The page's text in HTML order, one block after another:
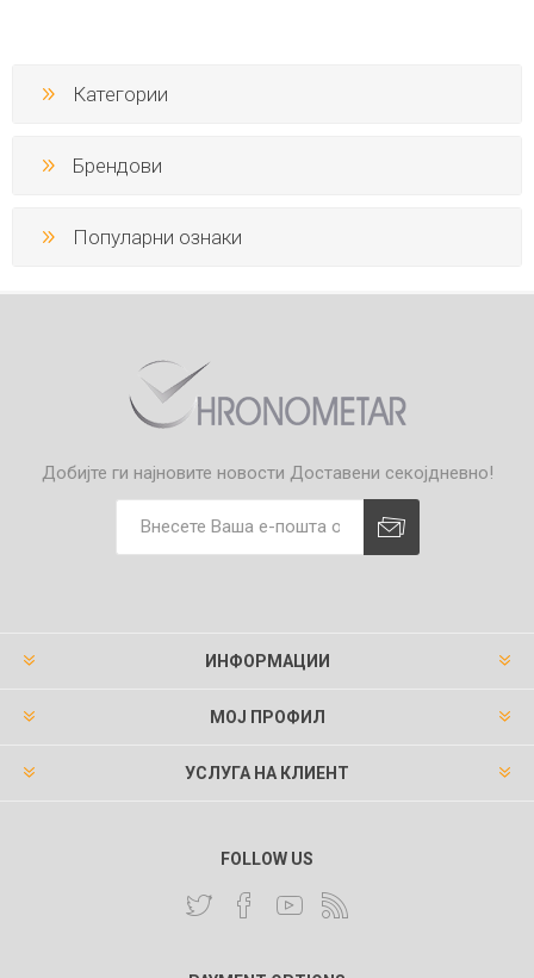
Категории
Брендови
Популарни ознаки
Добијте ги најновите новости Доставени секојдневно!
ИНФОРМАЦИИ
МОЈ ПРОФИЛ
УСЛУГА НА КЛИЕНТ
FOLLOW US